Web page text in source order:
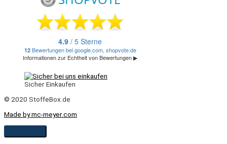
Sicher Einkaufen
© 2020 StoffeBox.de
Made by mc-meyer.com